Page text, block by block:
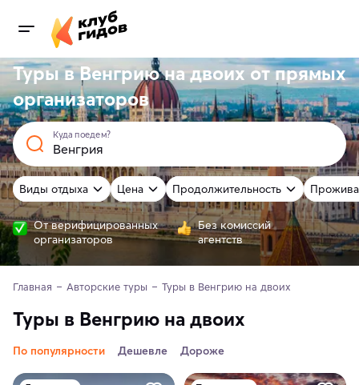
Туры в Венгрию на двоих отпрямых
организаторов
Куда поедем?
Виды отдыха Цена Продолжительность
От верифицированных
организаторов
Без комиссий
агентств
Главная Авторские туры Туры в Венгрию на двоих
Туры в Венгрию на двоих
По популярности Дешевле Дороже